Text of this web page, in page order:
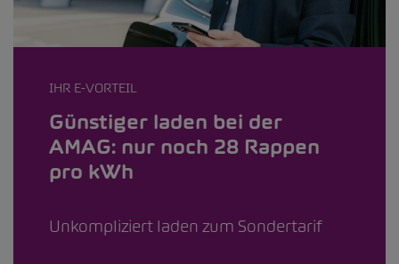
IHR E-VORTEIL
Günstiger laden bei der
AMAG: nur noch 28 Rappen
pro kWh
Unkompliziert laden zum Sondertarif